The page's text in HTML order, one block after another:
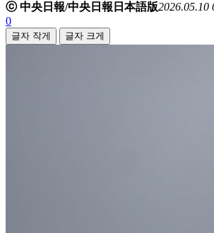
ⓒ 中央日報/中央日報日本語版2026.05.10
0
글자 작게 글자 크게